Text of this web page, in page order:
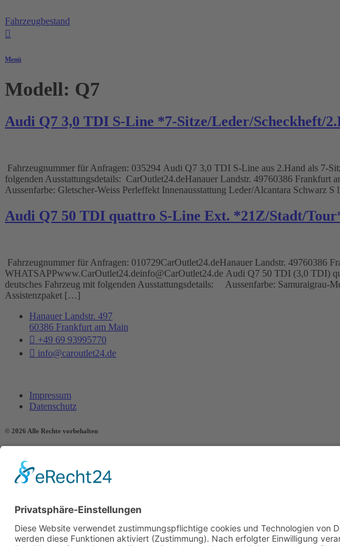
Inhalt
springen
Fahrzeugbestand
Menü
Modell: Q7
Audi Q7 3,0 TDI S-Line *7-Sitze/Leder/Scheckheft/
Fahrzeugnummer für Anfragen: 035294 Audi Q7 3,0 TDI S-Line aus 2.Hand als 7-
folgenden Ausstattungsdetails: CarOutlet24.deHanauer Landstr. 49760386
Aussenfarbe: Gletscher-Weiss Perleffekt Innenausstattung Leder/Alcantara Schwarz
Audi Q7 50 TDI quattro S-Line Ext. *21Z/Stadt/
Fahrzeugnummer für Anfragen: 010729CarOutlet24.deHanauer Landstr.
WHATSAPPwww.CarOutlet24.deinfo@CarOutlet24.de Audi Q7 50 TDI (3,0 TDI)
deutsches Fahrzeug mit folgenden Ausstattungsdetails: Aussenfarbe: Samuraigrau-
Assistenzpaket […]
Hanauer Landstr. 497
60386 Frankfurt am Main
+49 69 93995770
info@caroutlet24.de
Impressum
Datenschutz
© 2026 Alle Rechte vorbehalten